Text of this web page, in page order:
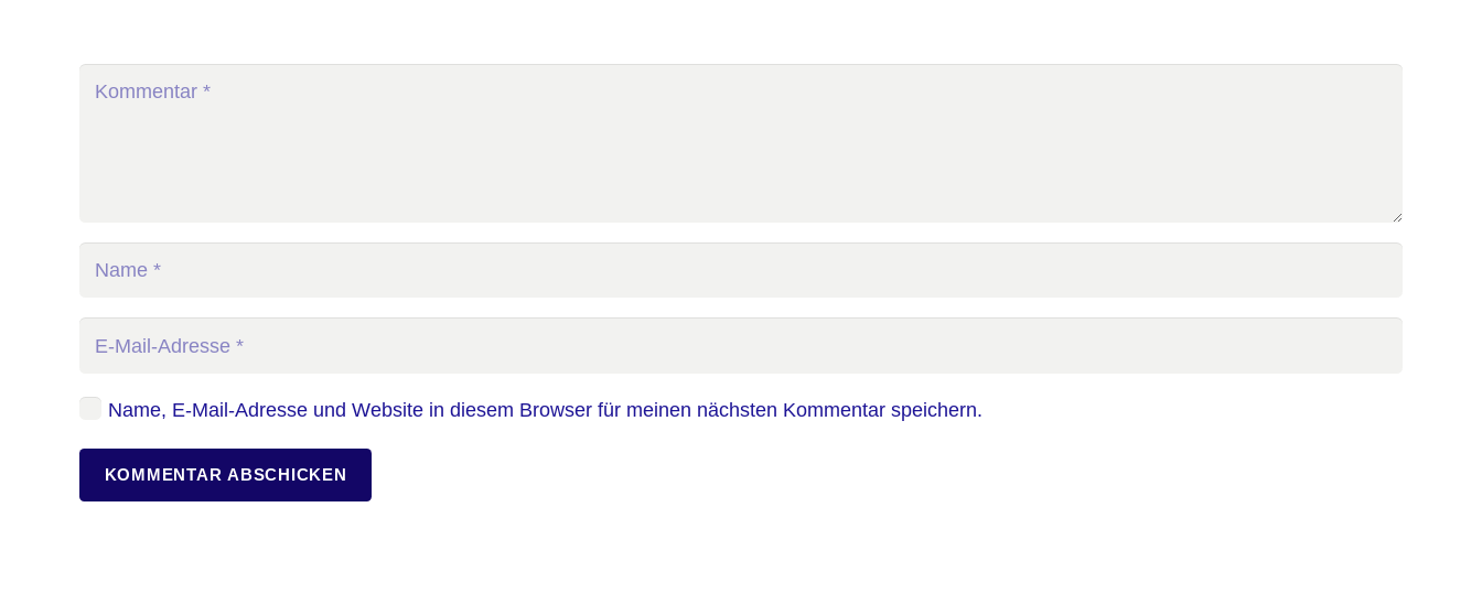
Name, E-Mail-Adresse und Website in diesem Browser für meinen nächsten Kommentar speichern.
KOMMENTAR ABSCHICKEN